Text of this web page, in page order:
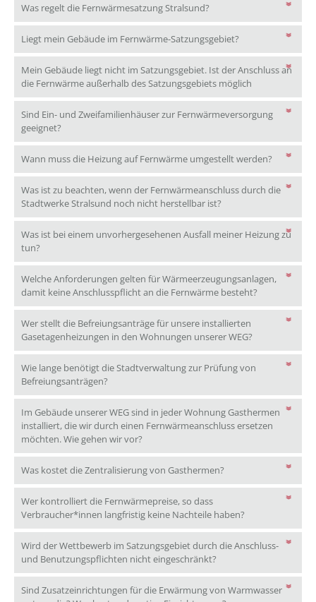
Was regelt die Fernwärmesatzung Stralsund? Was regelt die
Liegt mein Gebäude im Fernwärme-Satzungsgebiet? Liegt mein
Mein Gebäude liegt nicht im Satzungsgebiet. Ist der Anschluss an
die Fernwärme außerhalb des Satzungsgebiets möglich
Sind Ein- und Zweifamilienhäuser zur Fernwärmeversorgung
geeignet?
Wann muss die Heizung auf Fernwärme umgestellt werden? Wann
Was ist zu beachten, wenn der Fernwärmeanschluss durch die
Stadtwerke Stralsund noch nicht herstellbar ist?
Was ist bei einem unvorhergesehenen Ausfall meiner Heizung zu
tun?
Welche Anforderungen gelten für Wärmeerzeugungsanlagen,
damit keine Anschlusspflicht an die Fernwärme besteht?
Wer stellt die Befreiungsanträge für unsere installierten
Gasetagenheizungen in den Wohnungen unserer WEG?
Wie lange benötigt die Stadtverwaltung zur Prüfung von
Befreiungsanträgen?
Im Gebäude unserer WEG sind in jeder Wohnung Gasthermen
installiert, die wir durch einen Fernwärmeanschluss ersetzen
möchten. Wie gehen wir vor?
Was kostet die Zentralisierung von Gasthermen? Was kostet die
Wer kontrolliert die Fernwärmepreise, so dass
Verbraucher*innen langfristig keine Nachteile haben?
Wird der Wettbewerb im Satzungsgebiet durch die Anschluss-
und Benutzungspflichten nicht eingeschränkt?
Sind Zusatzeinrichtungen für die Erwärmung von Warmwasser